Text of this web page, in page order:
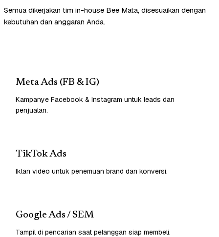
Semua dikerjakan tim in-house Bee Mata, disesuaikan dengan
kebutuhan dan anggaran Anda.
Meta Ads (FB & IG)
Kampanye Facebook & Instagram untuk leads dan
penjualan.
TikTok Ads
Iklan video untuk penemuan brand dan konversi.
Google Ads / SEM
Tampil di pencarian saat pelanggan siap membeli.